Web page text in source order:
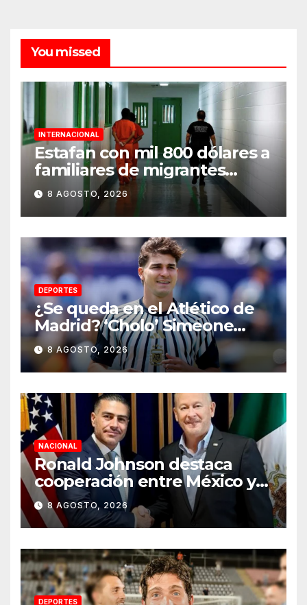
You missed
INTERNACIONAL
Estafan con mil 800 dólares a
familiares de migrantes
detenidos en Estados Unidos;
prometen liberarlos
8 AGOSTO, 2026
DEPORTES
¿Se queda en el Atlético de
Madrid? ‘Cholo’ Simeone
responde contundente sobre
el futuro de Julián Álvarez
8 AGOSTO, 2026
NACIONAL
Ronald Johnson destaca
cooperación entre México y
EU para la seguridad en
región aguacatera de
Michoacán
8 AGOSTO, 2026
DEPORTES